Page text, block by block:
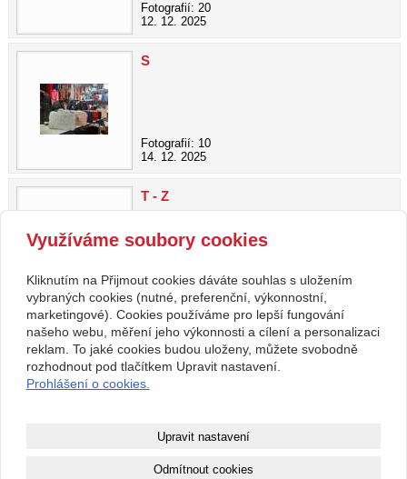
Fotografií: 20
12. 12. 2025
S
Fotografií: 10
14. 12. 2025
T - Z
Fotografií: 17
14. 12. 2025
zpět
Kontakt
www.regionalnimagaziny.cz
Youtube
Využíváme soubory cookies
Kliknutím na Přijmout cookies dáváte souhlas s uložením
vybraných cookies (nutné, preferenční, výkonnostní,
marketingové). Cookies používáme pro lepší fungování
našeho webu, měření jeho výkonnosti a cílení a personalizaci
reklam. To jaké cookies budou uloženy, můžete svobodně
rozhodnout pod tlačítkem Upravit nastavení.
Prohlášení o cookies.
Upravit nastavení
Odmítnout cookies